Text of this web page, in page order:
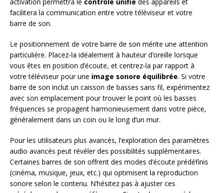
facilitera la communication entre votre téléviseur et votre
barre de son.
Le positionnement de votre barre de son mérite une attention
particulière. Placez-la idéalement à hauteur d’oreille lorsque
vous êtes en position d’écoute, et centrez-la par rapport à
votre téléviseur pour une image sonore équilibrée. Si votre
barre de son inclut un caisson de basses sans fil, expérimentez
avec son emplacement pour trouver le point où les basses
fréquences se propagent harmonieusement dans votre pièce,
généralement dans un coin ou le long d’un mur.
Pour les utilisateurs plus avancés, l’exploration des paramètres
audio avancés peut révéler des possibilités supplémentaires.
Certaines barres de son offrent des modes d’écoute prédéfinis
(cinéma, musique, jeux, etc.) qui optimisent la reproduction
sonore selon le contenu. N’hésitez pas à ajuster ces